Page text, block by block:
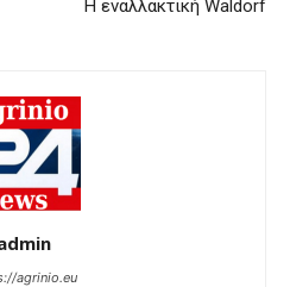
H εναλλακτική Waldorf
agrinio.eu